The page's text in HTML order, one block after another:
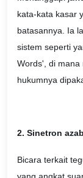
kata-kata kasar
batasannya. Ia
sistem seperti
Words', di mana
hukumnya
2. Sinetron
Bicara terkait